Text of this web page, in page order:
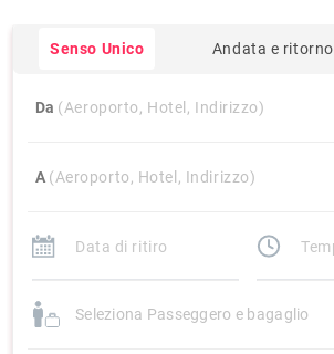
Senso Unico Andata e ritorno
Da (Aeroporto, Hotel, Indirizzo)
A (Aeroporto, Hotel, Indirizzo)
Seleziona Passeggero e bagaglio